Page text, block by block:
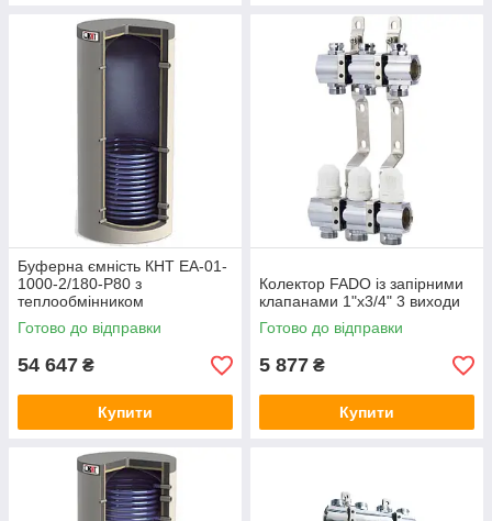
Буферна ємність КНТ ЕА-01-
1000-2/180-P80 з
теплообмінником
Готово до відправки
54 647 ₴
Купити
Колектор FADO із запірними
клапанами 1"х3/4" 3 виходи
Готово до відправки
5 877 ₴
Купити